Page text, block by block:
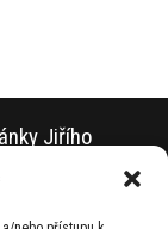
Jiřího